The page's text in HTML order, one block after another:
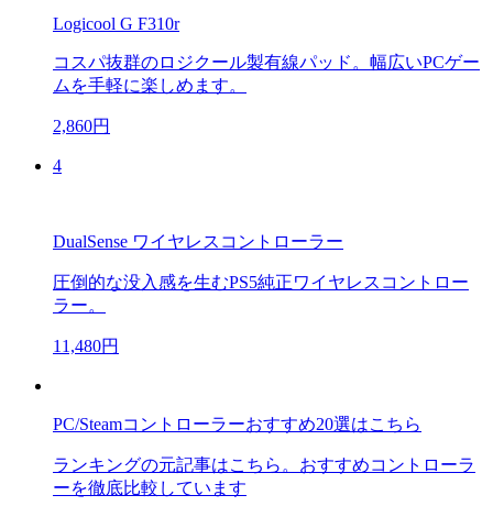
Logicool G F310r
コスパ抜群のロジクール製有線パッド。幅広いPCゲー
ムを手軽に楽しめます。
2,860円
4
DualSense ワイヤレスコントローラー
圧倒的な没入感を生むPS5純正ワイヤレスコントロー
ラー。
11,480円
PC/Steamコントローラーおすすめ20選はこちら
ランキングの元記事はこちら。おすすめコントローラ
ーを徹底比較しています